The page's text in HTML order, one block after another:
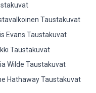
Taustakuvat
Evans Taustakuvat
Taustakuvat
Wilde Taustakuvat
Hathaway Taustakuvat